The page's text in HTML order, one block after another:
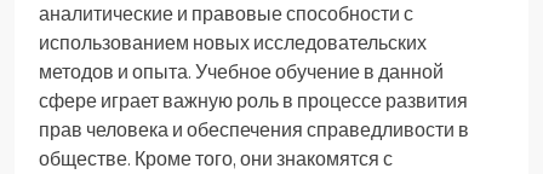
аналитические и правовые способности с
использованием новых исследовательских
методов и опыта. Учебное обучение в данной
сфере играет важную роль в процессе развития
прав человека и обеспечения справедливости в
обществе. Кроме того, они знакомятся с